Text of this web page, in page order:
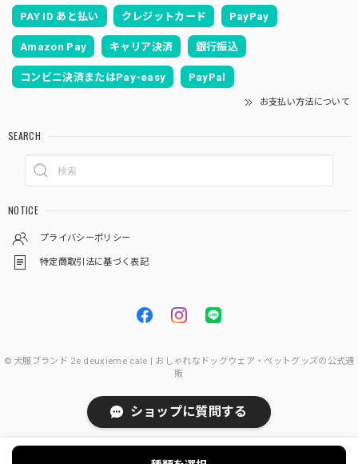
PAY ID あと払い クレジットカード PayPay
Amazon Pay キャリア決済 銀行振込
コンビニ決済またはPay-easy PayPal
お支払い方法について
SEARCH
NOTICE
プライバシーポリシー
特定商取引法に基づく表記
© 犬服ブランド 2e deuxieme cale | おしゃれなドッグウェア・ペットグッズの公式通
販
ショップに質問する